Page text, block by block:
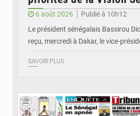
6 août 2026
Publié à 10h12
Le président sénégalais Bassirou
reçu, mercredi à Dakar, le vice-
SAVOIR PLUS